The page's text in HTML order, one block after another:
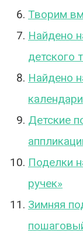
Творим
Найдено
детского
Найдено
календари
Детские
Поделки
ручек»
Зимняя